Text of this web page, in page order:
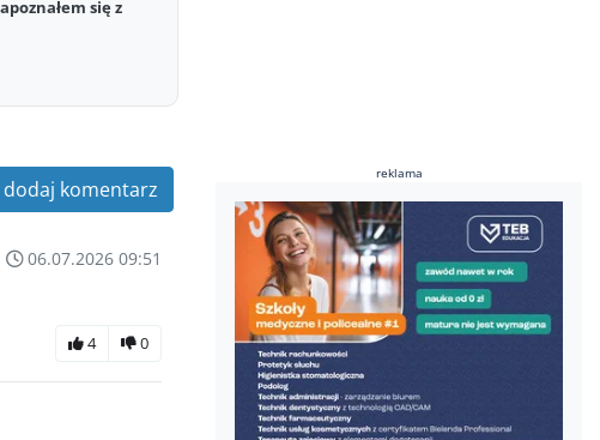
się z
dodaj komentarz
06.07.2026 09:51
4 0
reklama